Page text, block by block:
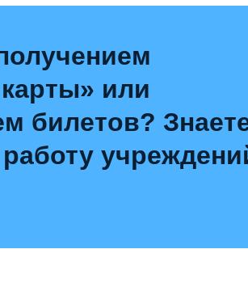
или
билетов?